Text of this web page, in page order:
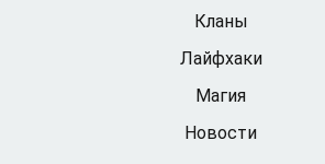
Кланы
Лайфхаки
Магия
Новости